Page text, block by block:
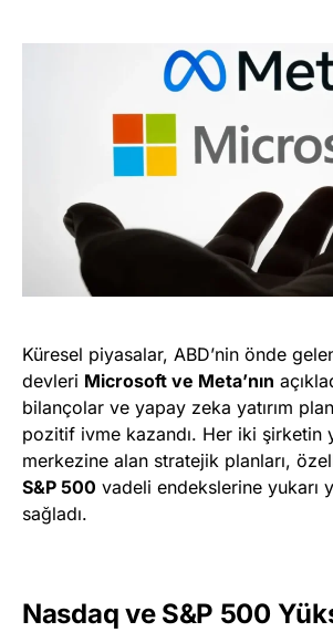
Küresel piyasalar, ABD’nin önde
devleri Microsoft ve Meta’nın
bilançolar ve yapay zeka yatırım
pozitif ivme kazandı. Her iki şirketin
merkezine alan stratejik planları,
S&P 500 vadeli endekslerine yukarı
sağladı.
Nasdaq ve S&P 500